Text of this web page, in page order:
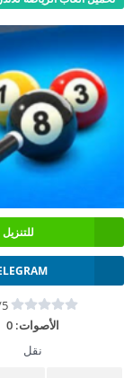
للتنزيل
الأصوات:0
نقل